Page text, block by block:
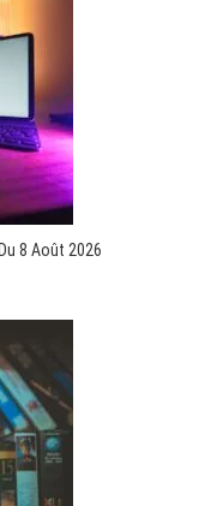
8 Août 2026